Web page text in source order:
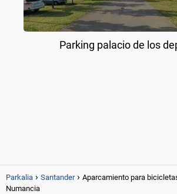
Parking palacio de los
Parkalia Santander
Aparcamiento para
Numancia